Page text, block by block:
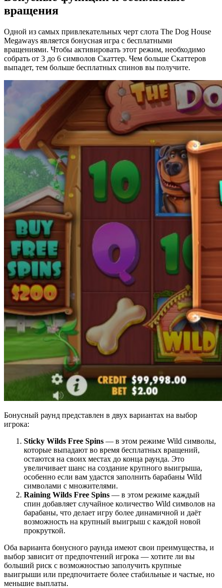
вращения
Одной из самых привлекательных черт слота The Dog House
Megaways является бонусная игра с бесплатными
вращениями. Чтобы активировать этот режим, необходимо
собрать от 3 до 6 символов Скаттер. Чем больше Скаттеров
выпадет, тем больше бесплатных спинов вы получите.
Бонусный раунд представлен в двух вариантах на выбор
игрока:
Sticky Wilds Free Spins — в этом режиме Wild символы,
которые выпадают во время бесплатных вращений,
остаются на своих местах до конца раунда. Это
увеличивает шанс на создание крупного выигрыша,
особенно если вам удастся заполнить барабаны Wild
символами с множителями.
Raining Wilds Free Spins — в этом режиме каждый
спин добавляет случайное количество Wild символов на
барабаны, что делает игру более динамичной и даёт
возможность на крупный выигрыш с каждой новой
прокруткой.
Оба варианта бонусного раунда имеют свои преимущества, и
выбор зависит от предпочтений игрока — хотите ли вы
больший риск с возможностью заполучить крупные
выигрыши или предпочитаете более стабильные и частые, но
меньшие выплаты.